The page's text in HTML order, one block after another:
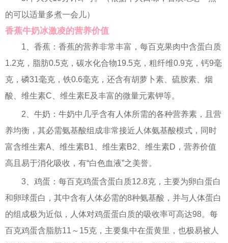
的可以适量多煮一会儿）
香蕉牛奶冰激凌的营养价值
1、香蕉：香蕉的营养非常丰富，每百克果肉中含蛋白质
1.2克，脂肪0.5克，碳水化合物19.5克，粗纤维0.9克，钙9毫
克，磷31毫克，铁0.6毫克，还含有胡萝卜素、硫胺素、烟
酸、维生素C、维生素E及丰富的微量元素钾等。
2、牛奶：牛奶中几乎含有人体所需的各种营养素，且营
养均衡，其必需氨基酸组成非常接近人体氨基酸模式，同时
富含维生素A、维生素B1、维生素B2、维生素D，营养价值
高且易于消化吸收，有“白色血液”之美誉。
3、鸡蛋：每百克鸡蛋含蛋白质12.8克，主要为卵白蛋白
和卵球蛋白，其中含有人体必需的8种氨基酸，并与人体蛋白
的组成极为近似，人体对鸡蛋蛋白质的吸收率可高达98。每
百克鸡蛋含脂肪11～15克，主要集中在蛋黄里，也极易被人